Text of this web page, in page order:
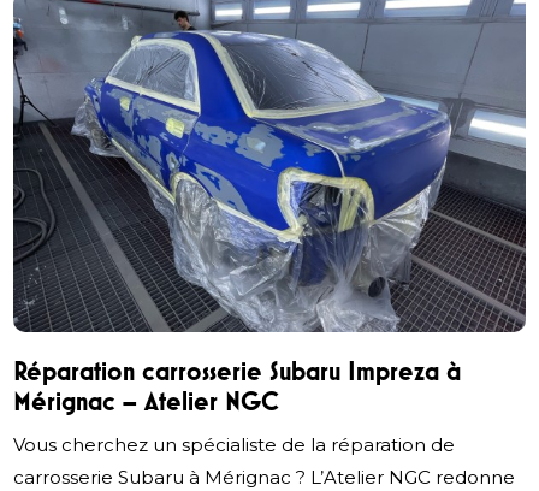
Réparation carrosserie Subaru Impreza à
Mérignac – Atelier NGC
Vous cherchez un spécialiste de la réparation de
carrosserie Subaru à Mérignac ? L’Atelier NGC redonne